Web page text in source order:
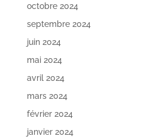
octobre 2024
septembre 2024
juin 2024
mai 2024
avril 2024
mars 2024
février 2024
janvier 2024